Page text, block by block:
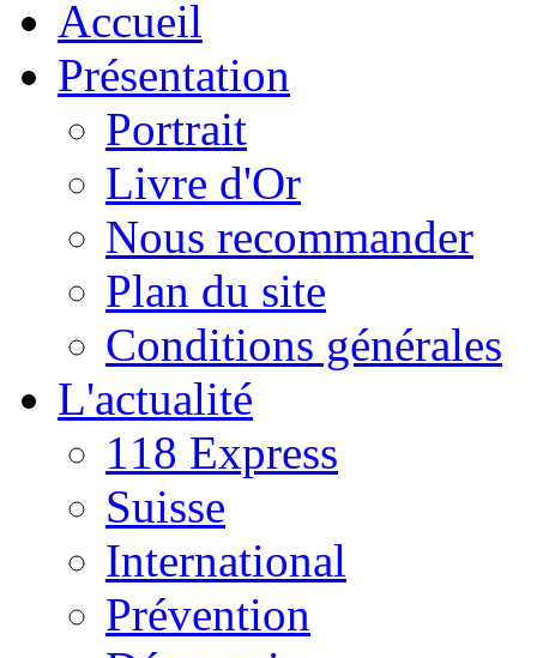
Accueil
Présentation
Portrait
Livre d'Or
Nous recommander
Plan du site
Conditions générales
L'actualité
118 Express
Suisse
International
Prévention